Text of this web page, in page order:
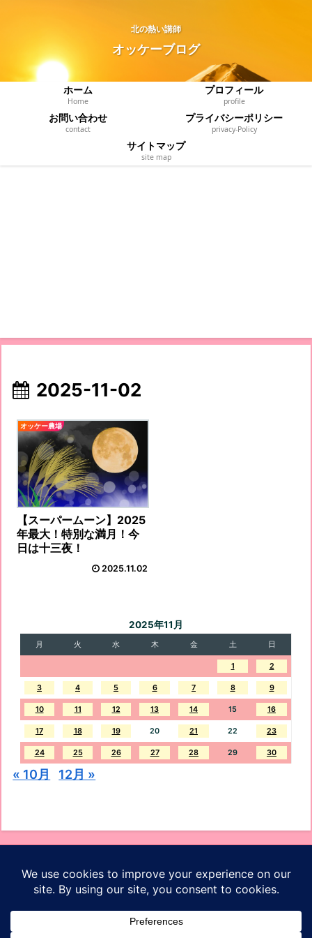
北の熱い講師
オッケーブログ
ホーム
Home
プロフィール
profile
お問い合わせ
contact
プライバシーポリシー
privacy‐Policy
サイトマップ
site map
2025-11-02
オッケー農場
【スーパームーン】2025
年最大！特別な満月！今
日は十三夜！
2025.11.02
2025年11月
月 火 水 木 金 土 日
1 2
3 4 5 6 7 8 9
10 11 12 13 14 15 16
17 18 19 20 21 22 23
24 25 26 27 28 29 30
« 10月 12月 »
オッケーブログ
プライバシーポリシー